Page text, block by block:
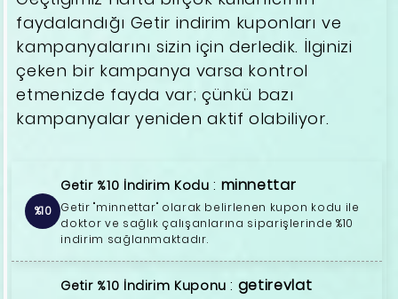
faydalandığı Getir indirim kuponları ve
kampanyalarını sizin için derledik. İlginizi
çeken bir kampanya varsa kontrol
etmenizde fayda var; çünkü bazı
kampanyalar yeniden aktif olabiliyor.
%10
Getir %10 İndirim Kodu : minnettar
Getir "minnettar" olarak belirlenen kupon kodu ile
doktor ve sağlık çalışanlarına siparişlerinde %10
indirim sağlanmaktadır.
Getir %10 İndirim Kuponu : getirevlat